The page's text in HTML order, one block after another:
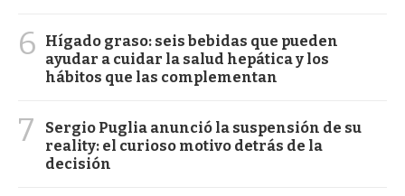
6
Hígado graso: seis bebidas que pueden
ayudar a cuidar la salud hepática y los
hábitos que las complementan
7
Sergio Puglia anunció la suspensión de su
reality: el curioso motivo detrás de la
decisión